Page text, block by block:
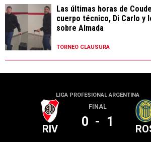
Las últimas horas de
cuerpo técnico, Di Carlo y
sobre Almada
TORNEO CLAUSURA
LIGA PROFESIONAL ARGENTINA
RIV
FINAL
0 - 1